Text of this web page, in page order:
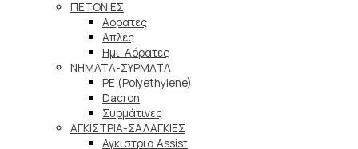
ΠΕΤΟΝΙΕΣ
Αόρατες
Απλές
Ημι-Αόρατες
ΝΗΜΑΤΑ-ΣΥΡΜΑΤΑ
PE (Polyethylene)
Dacron
Συρμάτινες
ΑΓΚΙΣΤΡΙΑ-ΣΑΛΑΓΚΙΕΣ
Αγκίστρια Assist